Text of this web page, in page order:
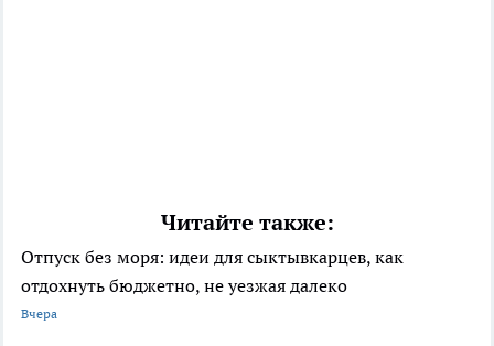
Читайте также:
Отпуск без моря: идеи для сыктывкарцев, как
отдохнуть бюджетно, не уезжая далеко
Вчера